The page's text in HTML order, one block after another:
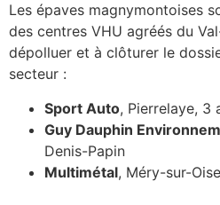
Les épaves magnymontoises
des centres VHU agréés du
dépolluer et à clôturer le
secteur :
Sport Auto, Pierrelaye, 3
Guy Dauphin
Denis-Papin
Multimétal, Méry-sur-